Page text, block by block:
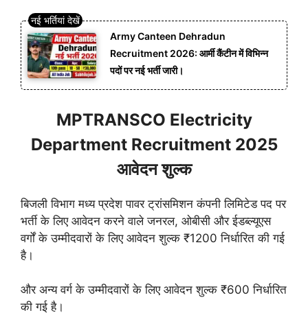
Army Canteen Dehradun
Recruitment 2026: आर्मी कैंटीन में विभिन्न
पदों पर नई भर्ती जारी।
MPTRANSCO Electricity
Department Recruitment 2025
आवेदन शुल्क
बिजली विभाग मध्य प्रदेश पावर ट्रांसमिशन कंपनी लिमिटेड पद पर
भर्ती के लिए आवेदन करने वाले जनरल, ओबीसी और ईडब्ल्यूएस
वर्गों के उम्मीदवारों के लिए आवेदन शुल्क ₹1200 निर्धारित की गई
है।
और अन्य वर्ग के उम्मीदवारों के लिए आवेदन शुल्क ₹600 निर्धारित
की गई है।